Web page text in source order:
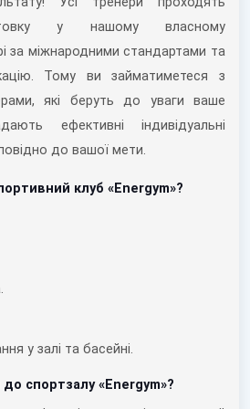
у нашому власному
за міжнародними стандартами та
Тому ви займатиметеся з
які беруть до уваги ваше
ефективні індивідуальні
до вашої мети.
клуб «Energym»?
у залі та басейні.
спортзалу «Energym»?